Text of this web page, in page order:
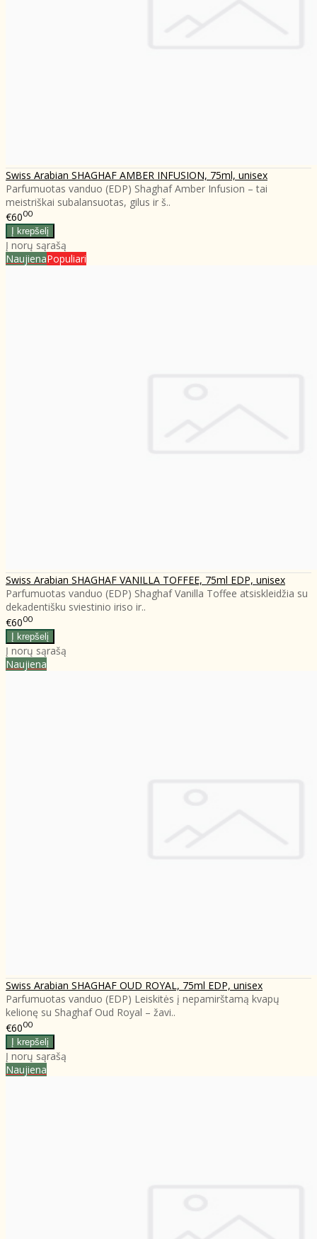
Swiss Arabian SHAGHAF AMBER INFUSION, 75ml, unisex
Parfumuotas vanduo (EDP) Shaghaf Amber Infusion – tai
meistriškai subalansuotas, gilus ir š..
€6000
Į norų sąrašą
NaujienaPopuliari
Swiss Arabian SHAGHAF VANILLA TOFFEE, 75ml EDP, unisex
Parfumuotas vanduo (EDP) Shaghaf Vanilla Toffee atsiskleidžia su
dekadentišku sviestinio iriso ir..
€6000
Į norų sąrašą
Naujiena
Swiss Arabian SHAGHAF OUD ROYAL, 75ml EDP, unisex
Parfumuotas vanduo (EDP) Leiskitės į nepamirštamą kvapų
kelionę su Shaghaf Oud Royal – žavi..
€6000
Į norų sąrašą
Naujiena